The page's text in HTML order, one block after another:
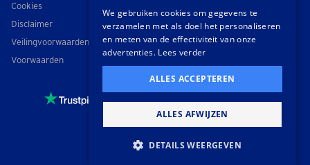
© 2026 Goudprijs B.V.
4,6 / 5- 151 beoordelingen
Cookies
Disclaimer
Veilingvoorwaarden
Voorwaarden
We gebruiken cookies om gegevens te
verzamelen met als doel het personaliseren
en meten van de effectiviteit van onze
advertenties. Lees verder
ALLES ACCEPTEREN
ALLES AFWIJZEN
DETAILS WEERGEVEN